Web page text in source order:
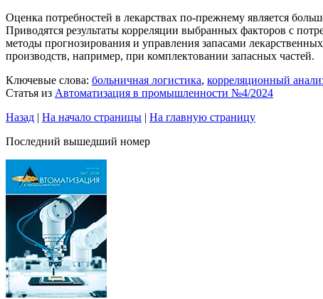
Оценка потребностей в лекарствах по-прежнему является
Приводятся результаты корреляции выбранных факторов с
методы прогнозирования и управления запасами
производств, например, при комплектовании запасных частей.
Ключевые слова: больничная логистика, корреляционный
Статья из Автоматизация в промышленности №4/2024
Назад | На начало страницы | На главную страницу
Последний вышедший номер